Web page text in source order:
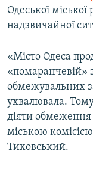
Одеської міської
надзвичайної
«Місто Одеса
«помаранчевій»
обмежувальних
ухвалювала.
діяти обмеження
міською
Тиховський.